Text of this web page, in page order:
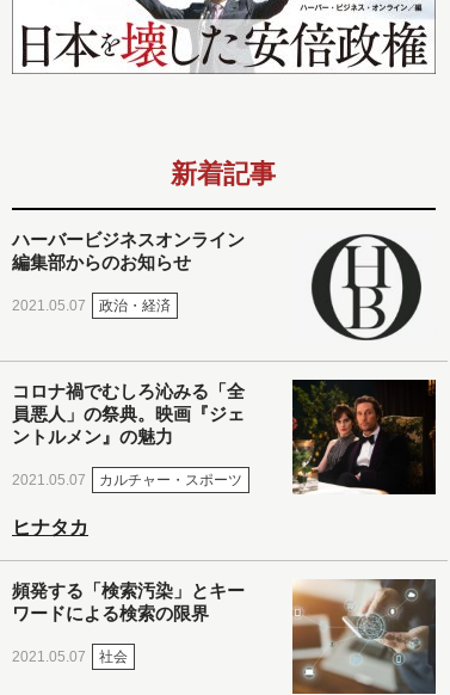
新着記事
ハーバービジネスオンライン
編集部からのお知らせ
2021.05.07 政治・経済
コロナ禍でむしろ沁みる「全
員悪人」の祭典。映画『ジェ
ントルメン』の魅力
2021.05.07 カルチャー・スポーツ
ヒナタカ
頻発する「検索汚染」とキー
ワードによる検索の限界
2021.05.07 社会